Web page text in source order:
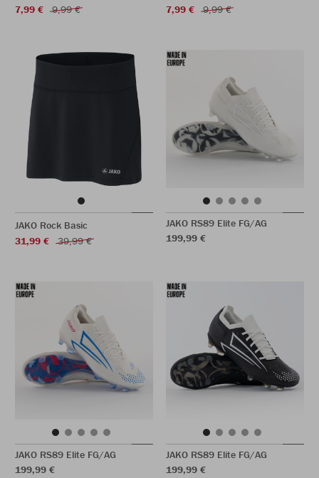
7,99 € 9,99 € 7,99 € 9,99 €
JAKO Rock Basic
31,99 €
39,99 €
JAKO RS89 Elite FG/AG
199,99 €
JAKO RS89 Elite FG/AG
199,99 €
JAKO RS89 Elite FG/AG
199,99 €